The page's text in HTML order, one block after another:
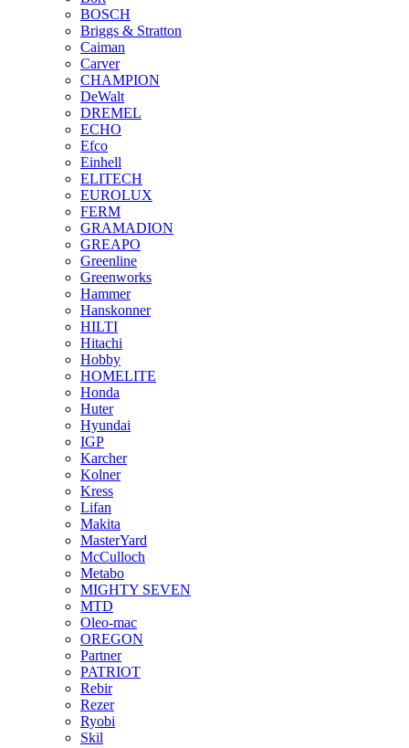
BOSCH
Briggs & Stratton
Caiman
Carver
CHAMPION
DeWalt
DREMEL
ECHO
Efco
Einhell
ELITECH
EUROLUX
FERM
GRAMADION
GREAPO
Greenline
Greenworks
Hammer
Hanskonner
HILTI
Hitachi
Hobby
HOMELITE
Honda
Huter
Hyundai
IGP
Karcher
Kolner
Kress
Lifan
Makita
MasterYard
McCulloch
Metabo
MIGHTY SEVEN
MTD
Oleo-mac
OREGON
Partner
PATRIOT
Rebir
Rezer
Ryobi
Skil